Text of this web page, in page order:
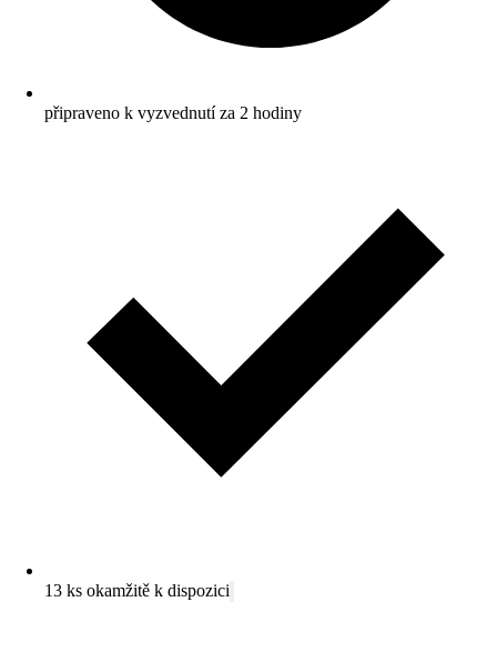
připraveno k vyzvednutí za 2 hodiny
13 ks okamžitě k dispozici